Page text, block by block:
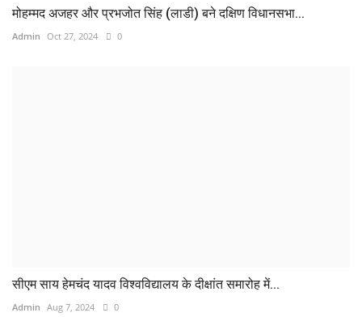
मोहम्मद अजहर और प्रभजोत सिंह (लाडी) बने दक्षिण विधानसभा...
Admin Oct 27, 2024 0
सीएम साय हेमचंद यादव विश्वविद्यालय के दीक्षांत समारोह में...
Admin Aug 7, 2024 0